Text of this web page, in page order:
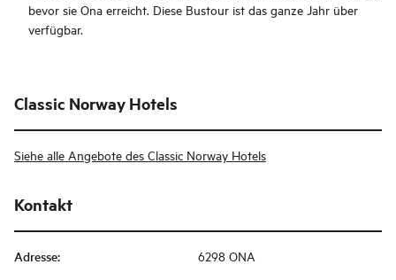
bevor sie Ona erreicht. Diese Bustour ist das ganze Jahr über
verfügbar.
Classic Norway Hotels
Siehe alle Angebote des Classic Norway Hotels
Kontakt
Adresse: 6298 ONA